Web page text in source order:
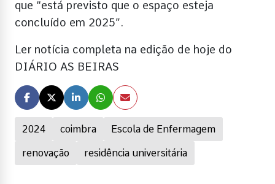
2024 coimbra Escola de Enfermagem
renovação residência universitária
que “está previsto que o espaço esteja
concluído em 2025”.
Ler notícia completa na edição de hoje do
DIÁRIO AS BEIRAS